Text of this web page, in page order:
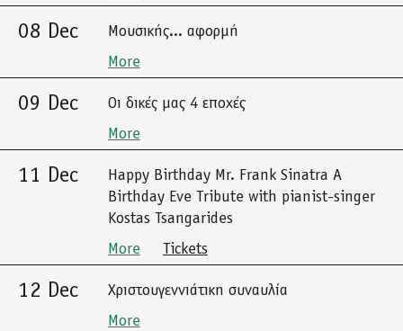
08 Dec
Μουσικής... αφορμή
More
09 Dec
Οι δικές μας 4 εποχές
More
11 Dec
Happy Birthday Mr. Frank Sinatra A
Birthday Eve Tribute with pianist-singer
Kostas Tsangarides
More
Tickets
12 Dec
Χριστουγεννιάτικη συναυλία
More